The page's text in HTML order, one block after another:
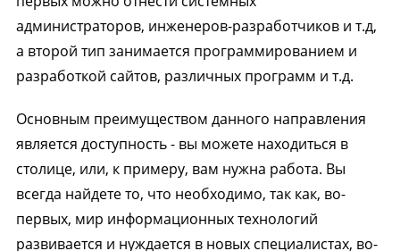
администраторов, инженеров-разработчиков и т.д,
а второй тип занимается программированием и
разработкой сайтов, различных программ и т.д.
Основным преимуществом данного направления
является доступность - вы можете находиться в
столице, или, к примеру, вам нужна работа. Вы
всегда найдете то, что необходимо, так как, во-
первых, мир информационных технологий
развивается и нуждается в новых специалистах, во-